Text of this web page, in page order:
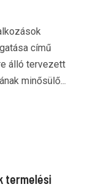
című
álló tervezett
minősülő...
termelési